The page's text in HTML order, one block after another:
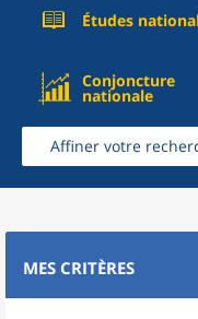
Études
Conjoncture
nationale
Affiner votre
MES CRITÈRES